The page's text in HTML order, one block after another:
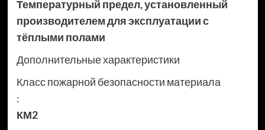
Температурный предел, установленный
производителем для эксплуатации с
тёплыми полами
Дополнительные характеристики
Класс пожарной безопасности материала
:
КМ2